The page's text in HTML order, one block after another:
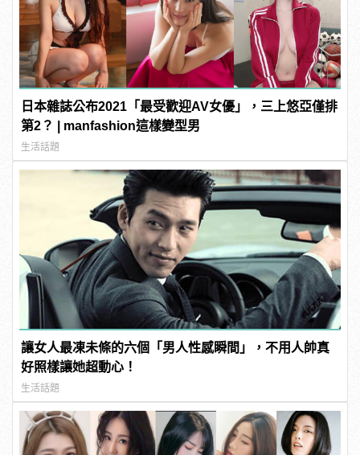
日本雜誌公布2021「最受歡迎AV女優」，三上悠亞僅排
第2？ | manfashion這樣變型男
生活話題
讓女人最凍未條的六個「男人性感瞬間」，不用人帥真
好照樣讓她超動心！
生活話題